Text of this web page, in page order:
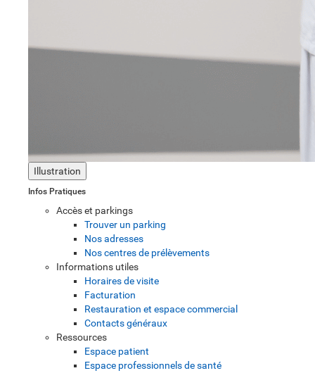
Illustration
Infos Pratiques
Accès et parkings
Trouver un parking
Nos adresses
Nos centres de prélèvements
Informations utiles
Horaires de visite
Facturation
Restauration et espace commercial
Contacts généraux
Ressources
Espace patient
Espace professionnels de santé